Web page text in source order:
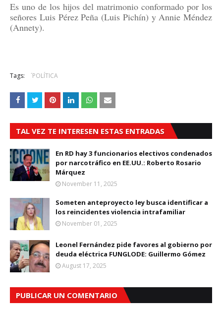
Es uno de los hijos del matrimonio conformado por los
señores Luis Pérez Peña (Luis Pichín) y Annie Méndez
(Annety).
Tags: ´POLÍTICA
TAL VEZ TE INTERESEN ESTAS ENTRADAS
En RD hay 3 funcionarios electivos condenados
por narcotráfico en EE.UU.: Roberto Rosario
Márquez
November 11, 2025
Someten anteproyecto ley busca identificar a
los reincidentes violencia intrafamiliar
November 01, 2025
Leonel Fernández pide favores al gobierno por
deuda eléctrica FUNGLODE: Guillermo Gómez
August 17, 2025
PUBLICAR UN COMENTARIO